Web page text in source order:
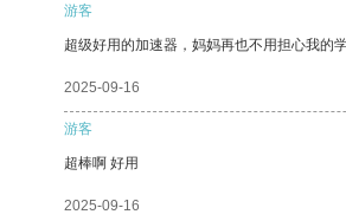
游客
超级好用的加速器，妈妈再也不用担心我的
2025-09-16
游客
超棒啊 好用
2025-09-16